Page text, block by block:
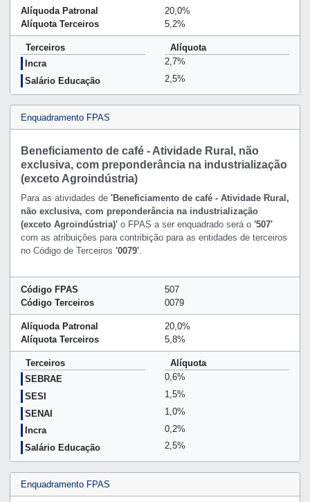
Alíquoda Patronal
20,0%
Alíquota Terceiros
5,2%
Terceiros
Alíquota
Incra
2,7%
Salário Educação
2,5%
Enquadramento FPAS
Beneficiamento de café - Atividade Rural, não
exclusiva, com preponderância na industrialização
(exceto Agroindústria)
Para as atividades de 'Beneficiamento de café - Atividade Rural,
não exclusiva, com preponderância na industrialização
(exceto Agroindústria)'o FPAS a ser enquadrado será o '507'
com as atribuições para contribição para as entidades de terceiros
no Código de Terceiros '0079'.
Código FPAS
507
Código Terceiros
0079
Alíquoda Patronal
20,0%
Alíquota Terceiros
5,8%
Terceiros
Alíquota
SEBRAE
0,6%
SESI
1,5%
SENAI
1,0%
Incra
0,2%
Salário Educação
2,5%
Enquadramento FPAS